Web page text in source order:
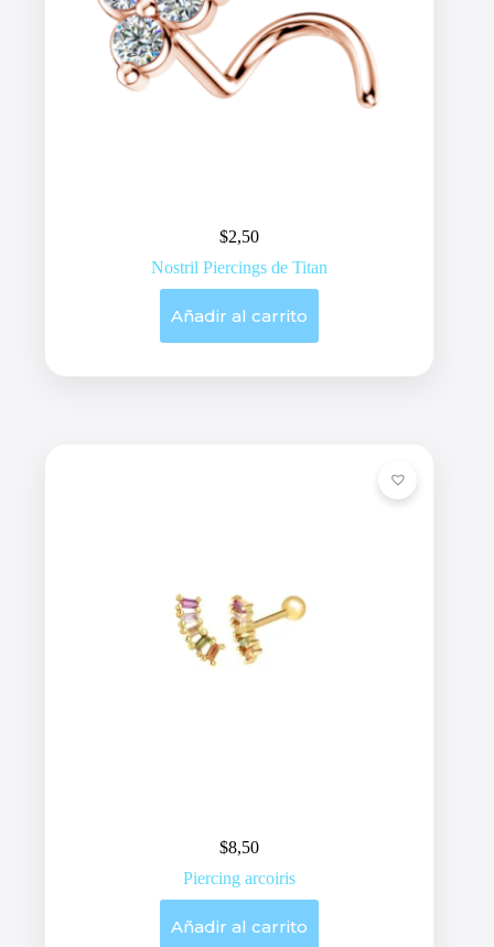
$2,50
Nostril Piercings de Titan
Añadir al carrito
$8,50
Piercing arcoiris
Añadir al carrito